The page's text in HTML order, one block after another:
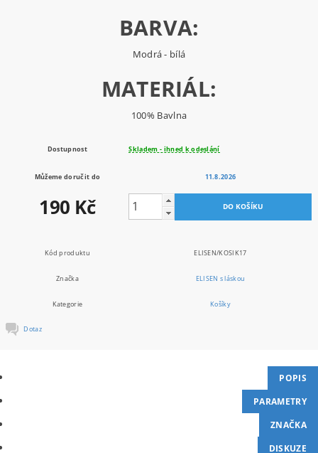
BARVA:
Modrá - bílá
MATERIÁL:
100% Bavlna
Dostupnost Skladem - ihned k odeslání
Můžeme doručit do 11.8.2026
190 Kč
Kód produktu ELISEN/KOSIK17
Značka ELISEN s láskou
Kategorie Košíky
Dotaz
POPIS
PARAMETRY
ZNAČKA
DISKUZE